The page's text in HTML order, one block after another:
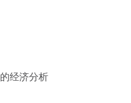
经济分析